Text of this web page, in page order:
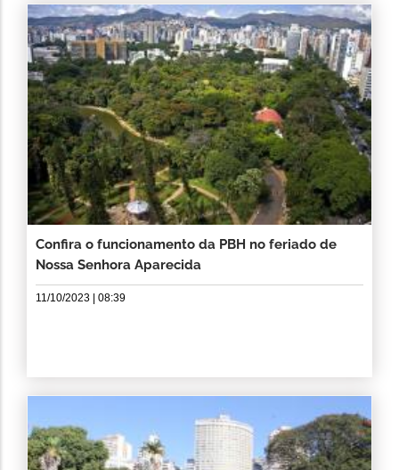
Confira o funcionamento da PBH no feriado de
Nossa Senhora Aparecida
11/10/2023 | 08:39